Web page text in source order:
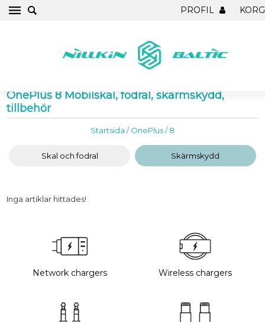
PROFIL
OnePlus 8 Mobilskal, fodral, skärmskydd,
tillbehör
Startsida /OnePlus/8
Skal och fodral Skärmskydd
Inga artiklar hittades!
Network chargers Wireless chargers